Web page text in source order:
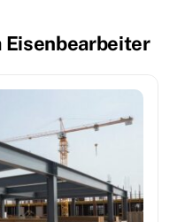
Eisenbearbeiter